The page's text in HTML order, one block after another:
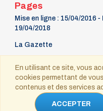
Pages
Mise en ligne : 15/04/2016 -
19/04/2018
La Gazette
Contact
Copyright © 2021-2025
En utilisant ce site, vous
cookies permettant de
contenus et des services
ACCEPTER